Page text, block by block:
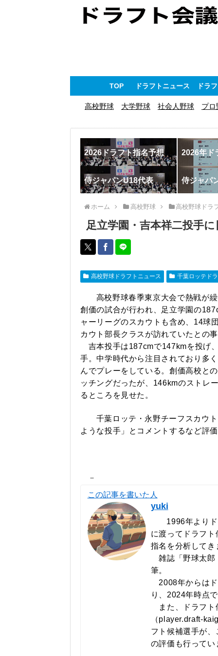
TOP ドラフトニュース ドラ
高校野球 大学野球 社会人野球 プロ
2026ドラフト指名予想 2026年ド
侍ジャパンU18代表 侍ジャパ
ホーム 高校野球 高校野球ドラ
足立学園・吉本祥二投手
高校野球ドラフトニュース 千葉ロッテド
高校野球春季東京大会で熱戦が
創価の試合が行われ、足立学園の
ャーリーグのスカウトも含め、14球
カウト部長クラスが訪れていたとの
吉本投手は187cmで147kmを投げ
手。中学時代から注目されており多
んでプレーをしている。創価高校と
ッチングだったが、146kmのストレ
るところを見せた。
千葉ロッテ・永野チーフスカウ
ような投手」とコメントするなど
－
この記事を書いた人
yuki
1996年よりド
に渡ってドラフ
指名を分析してき
雑誌「野球太郎
筆。
2008年からはド
り、2024年時点
また、ドラフト
（player.draft-
フト候補選手が
の評価も行ってい